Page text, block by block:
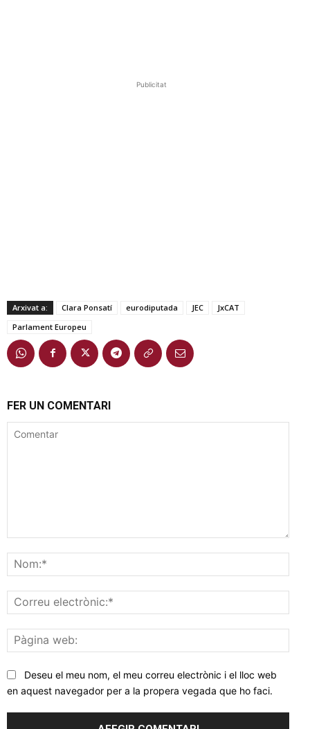
Publicitat
Arxivat a: Clara Ponsatí eurodiputada JEC
JxCAT
Parlament Europeu
FER UN COMENTARI
web:
Deseu el meu nom, el meu correu electrònic i el lloc web
en aquest navegador per a la propera vegada que ho faci.